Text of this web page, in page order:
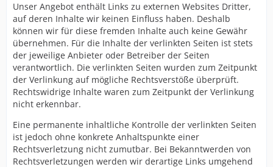
Unser Angebot enthält Links zu externen Websites Dritter,
auf deren Inhalte wir keinen Einfluss haben. Deshalb
können wir für diese fremden Inhalte auch keine Gewähr
übernehmen. Für die Inhalte der verlinkten Seiten ist stets
der jeweilige Anbieter oder Betreiber der Seiten
verantwortlich. Die verlinkten Seiten wurden zum Zeitpunkt
der Verlinkung auf mögliche Rechtsverstöße überprüft.
Rechtswidrige Inhalte waren zum Zeitpunkt der Verlinkung
nicht erkennbar.
Eine permanente inhaltliche Kontrolle der verlinkten Seiten
ist jedoch ohne konkrete Anhaltspunkte einer
Rechtsverletzung nicht zumutbar. Bei Bekanntwerden von
Rechtsverletzungen werden wir derartige Links umgehend